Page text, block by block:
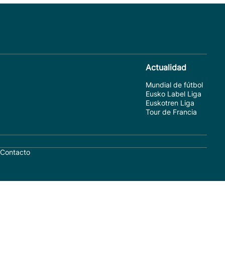
Actualidad
Mundial de fútbol
Eusko Label Liga
Euskotren Liga
Tour de Francia
Contacto